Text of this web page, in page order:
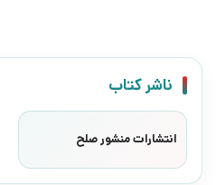
ناشر کتاب
انتشارات منشور صلح